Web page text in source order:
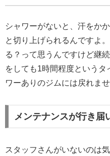
シャワーがないと、汗をか
と切り上げられるんですよ
る？って思うんですけど継
をしても1時間程度という
ワーありのジムには戻れませ
メンテナンスが行き届
スタッフさんがいないのは